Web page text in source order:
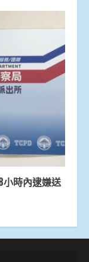
時內逮嫌送